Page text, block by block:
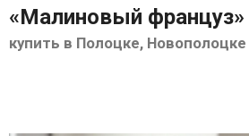
«Малиновый француз»
купить в Полоцке, Новополоцке